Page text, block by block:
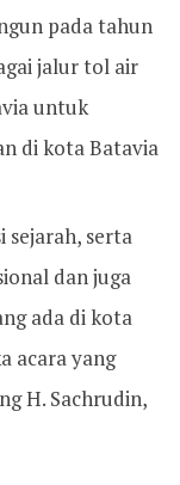
pada tahun
jalur tol air
untuk
di kota Batavia
sejarah, serta
dan juga
ada di kota
acara yang
H. Sachrudin,